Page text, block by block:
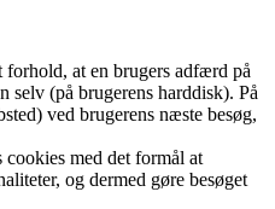
forhold, at en brugers adfærd på
selv (på brugerens harddisk). På
ved brugerens næste besøg,
cookies med det formål at
og dermed gøre besøget